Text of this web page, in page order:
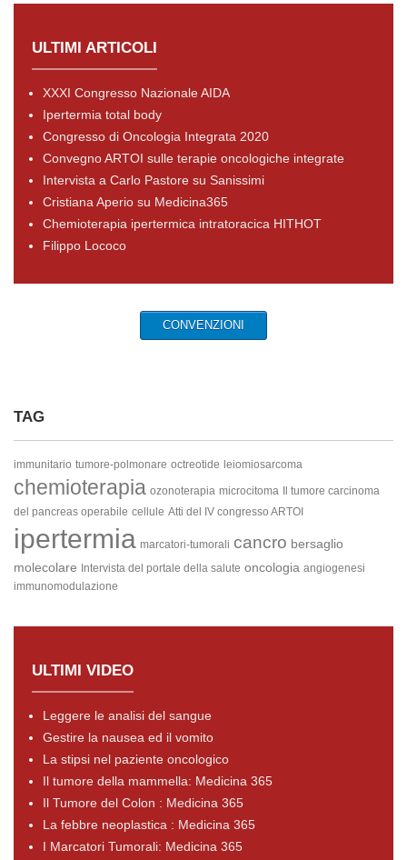
ULTIMI ARTICOLI
XXXI Congresso Nazionale AIDA
Ipertermia total body
Congresso di Oncologia Integrata 2020
Convegno ARTOI sulle terapie oncologiche integrate
Intervista a Carlo Pastore su Sanissimi
Cristiana Aperio su Medicina365
Chemioterapia ipertermica intratoracica HITHOT
Filippo Lococo
CONVENZIONI
TAG
immunitario tumore-polmonare octreotide leiomiosarcoma
chemioterapia ozonoterapia microcitoma Il tumore carcinoma
del pancreas operabile cellule Atti del IV congresso ARTOI
ipertermia marcatori-tumorali cancro bersaglio
molecolare Intervista del portale della salute oncologia angiogenesi
immunomodulazione
ULTIMI VIDEO
Leggere le analisi del sangue
Gestire la nausea ed il vomito
La stipsi nel paziente oncologico
Il tumore della mammella: Medicina 365
Il Tumore del Colon : Medicina 365
La febbre neoplastica : Medicina 365
I Marcatori Tumorali: Medicina 365